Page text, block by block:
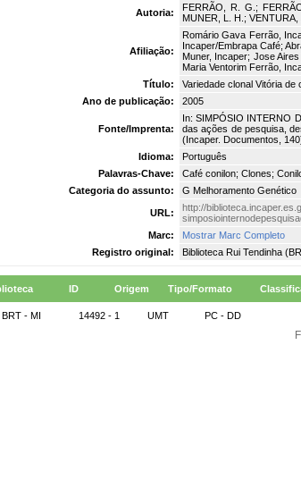
Autoria:
FERRÃO, R. G.;
MUNER, L. H.; VENTURA,
Afiliação:
Romário Gava Ferrão,
Incaper/Embrapa Café;
Muner, Incaper; Jose
Maria Ventorim Ferrão,
Título:
Variedade clonal Vitória de
Ano de publicação:
2005
Fonte/Imprenta:
In: SIMPÓSIO INTERNO
das ações de pesquisa,
(Incaper. Documentos,
Idioma:
Português
Palavras-Chave:
Café conilon; Clones;
Categoria do assunto:
G Melhoramento Genético
URL:
http://
Marc:
Mostrar Marc Completo
Registro original:
Biblioteca Rui Tendinha
ID Origem Tipo/Formato
BRT - MI 14492 - 1 UMT PC - DD